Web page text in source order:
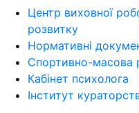
Центр виховної
розвитку
Нормативні
Спортивно-масова
Кабінет психолога
Інститут